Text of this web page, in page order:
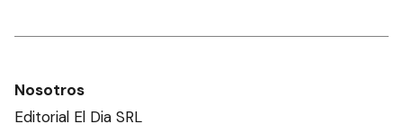
Nosotros
Editorial El Dia SRL